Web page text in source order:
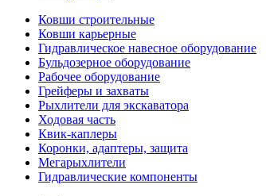
Ковши строительные
Ковши карьерные
Гидравлическое навесное оборудование
Бульдозерное оборудование
Рабочее оборудование
Грейферы и захваты
Рыхлители для экскаватора
Ходовая часть
Квик-каплеры
Коронки, адаптеры, защита
Мегарыхлители
Гидравлические компоненты